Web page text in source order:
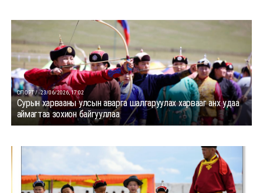
СПОРТ / 23/06/2026, 17:02
Сурын харвааны улсын аварга шалгаруулах харвааг анх удаа
аймагтаа зохион байгууллаа